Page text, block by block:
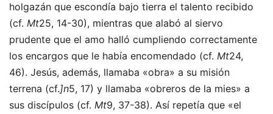
holgazán que escondía bajo tierra el talento recibido
(cf. Mt25, 14-30), mientras que alabó al siervo
prudente que el amo halló cumpliendo correctamente
los encargos que le había encomendado (cf. Mt24,
46). Jesús, además, llamaba «obra» a su misión
terrena (cf.]n5, 17) y llamaba «obreros de la mies» a
sus discípulos (cf. Mt9, 37-38). Así repetía que «el